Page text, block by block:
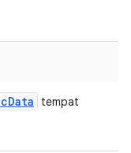
Data
tempat